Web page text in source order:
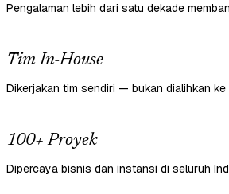
Pengalaman lebih dari satu dekade
Tim In-House
Dikerjakan tim sendiri — bukan dialihkan ke
100+ Proyek
Dipercaya bisnis dan instansi di seluruh